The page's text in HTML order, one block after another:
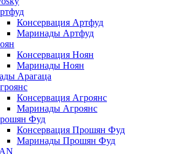
Консервация Артфуд
Маринады Артфуд
Консервация Ноян
Маринады Ноян
Арагаца
Консервация Агроянс
Маринады Агроянс
Фуд
Консервация Прошян Фуд
Маринады Прошян Фуд